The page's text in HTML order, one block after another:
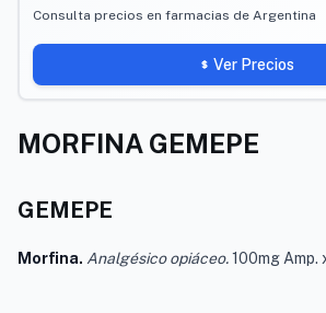
Consulta precios en farmacias de Argentina
Ver Precios
MORFINA GEMEPE
GEMEPE
Morfina. Analgésico opiáceo.100mg Amp.